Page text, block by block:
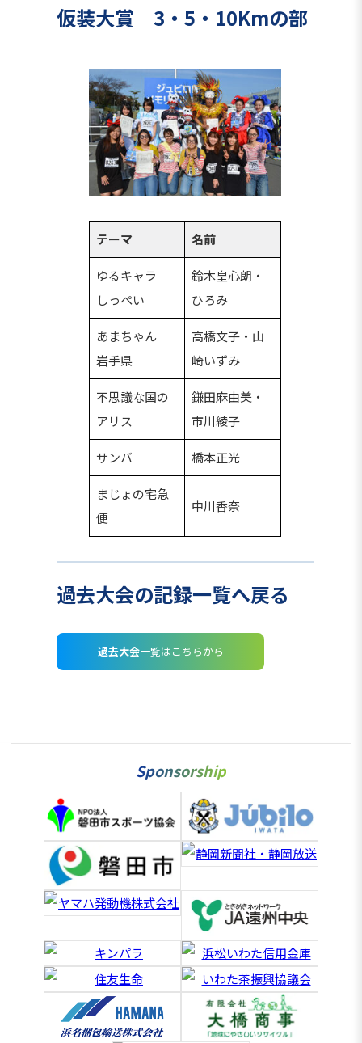
仮装大賞 3・5・10Kmの部
テーマ 名前
ゆるキャラ
しっぺい
鈴木皇心朗・
ひろみ
あまちゃん
岩手県
高橋文子・山
崎いずみ
不思議な国の
アリス
鎌田麻由美・
市川綾子
サンバ 橋本正光
まじょの宅急
便
中川香奈
過去大会の記録一覧へ戻る
過去大会一覧はこちらから
Sponsorship